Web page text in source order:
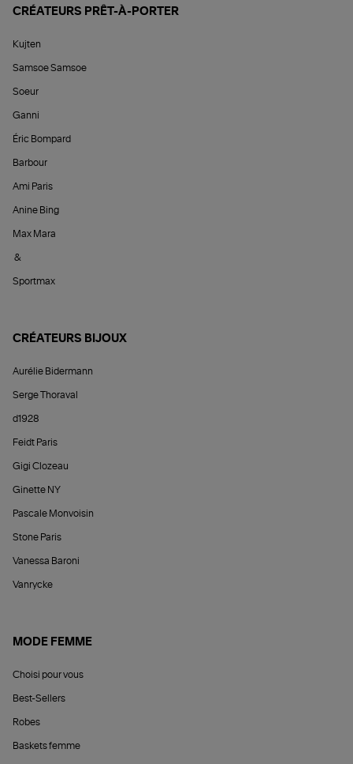
CRÉATEURS PRÊT-À-PORTER
Kujten
Samsoe Samsoe
Soeur
Ganni
Éric Bompard
Barbour
Ami Paris
Anine Bing
Max Mara
&
Sportmax
CRÉATEURS BIJOUX
Aurélie Bidermann
Serge Thoraval
d1928
Feidt Paris
Gigi Clozeau
Ginette NY
Pascale Monvoisin
Stone Paris
Vanessa Baroni
Vanrycke
MODE FEMME
Choisi pour vous
Best-Sellers
Robes
Baskets femme